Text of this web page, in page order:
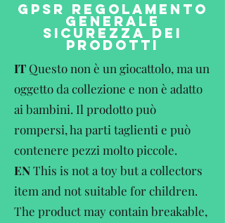
GPSR REGOLAMENTO
GENERALE
SICUREZZA DEI
PRODOTTI
IT Questo non è un giocattolo, ma un
oggetto da collezione e non è adatto
ai bambini. Il prodotto può
rompersi, ha parti taglienti e può
contenere pezzi molto piccole.
ENThis is not a toy but a collectors
item and not suitable for children.
The product may contain breakable,